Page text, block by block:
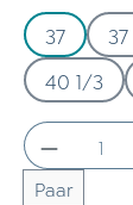
37
40 1/3
Produkt
Paar